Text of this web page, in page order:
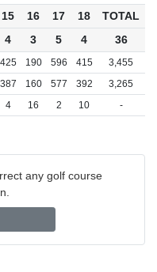
15 16 17 18
TOTAL
4 3 5 4 36
425 190 596 415
3,455
387 160 577 392
3,265
4 16 2 10 -
any golf course